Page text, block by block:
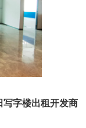
写字楼出租开发商